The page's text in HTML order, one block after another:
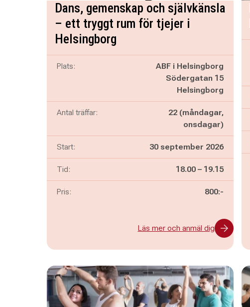
Dans, gemenskap och självkänsla
– ett tryggt rum för tjejer i
Helsingborg
Plats:
ABF i Helsingborg
Södergatan 15
Helsingborg
Antal träffar:
22 (måndagar,
onsdagar)
Start: 30 september 2026
Tid: Pågår mellan
18.00 – och
19.15
Pris: 800:-
Läs mer och anmäl dig